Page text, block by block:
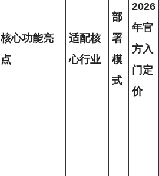
核心功能亮
点
适配核
心行业
部
署
模
式
2026
年官
方入
门定
价